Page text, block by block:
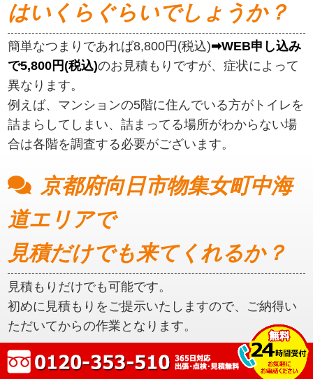
はいくらぐらいでしょうか？
簡単なつまりであれば8,800円(税込)➡WEB申し込み
で5,800円(税込)のお見積もりですが、症状によって
異なります。
例えば、マンションの5階に住んでいる方がトイレを
詰まらしてしまい、詰まってる場所がわからない場
合は各階を調査する必要がございます。
京都府向日市物集女町中海
道エリアで
見積だけでも来てくれるか？
見積もりだけでも可能です。
初めに見積もりをご提示いたしますので、ご納得い
ただいてからの作業となります。
京都府向日市物集女町中海